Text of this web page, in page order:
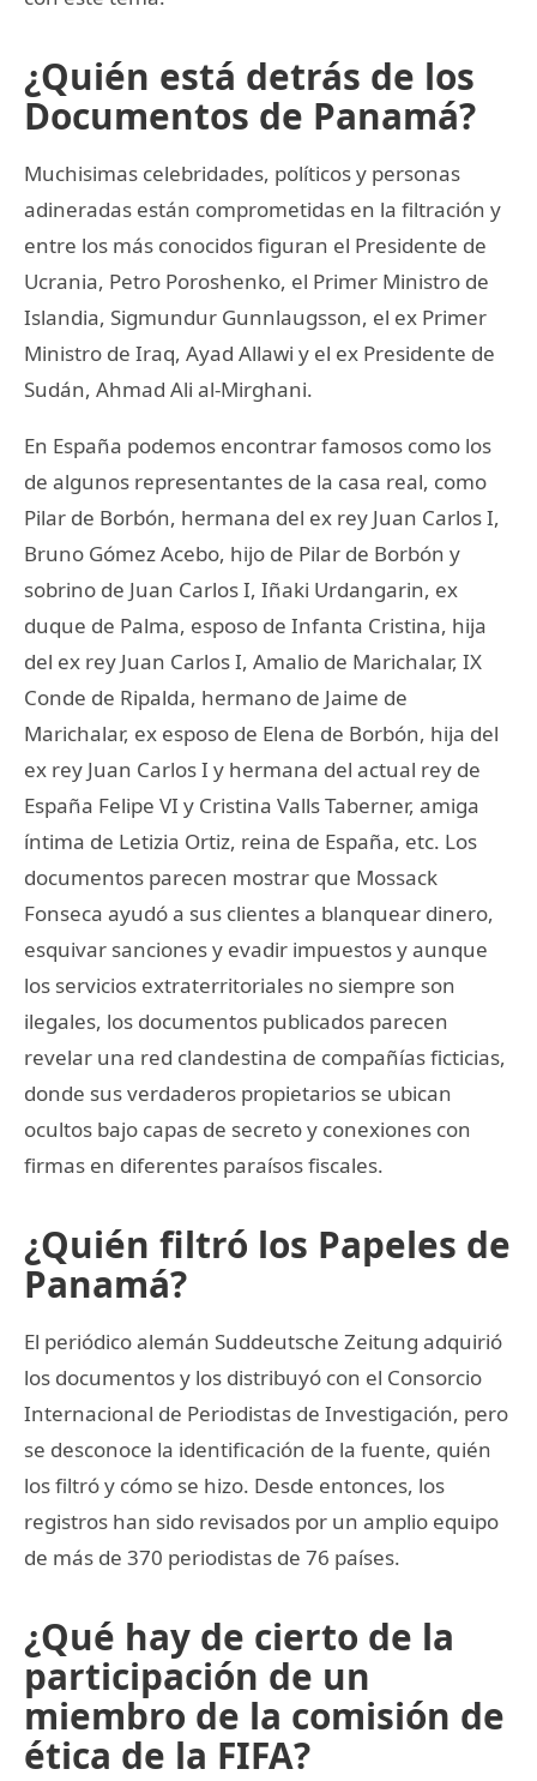
¿Quién está detrás de los
Documentos de Panamá?
Muchisimas celebridades, políticos y personas
adineradas están comprometidas en la filtración y
entre los más conocidos figuran el Presidente de
Ucrania, Petro Poroshenko, el Primer Ministro de
Islandia, Sigmundur Gunnlaugsson, el ex Primer
Ministro de Iraq, Ayad Allawi y el ex Presidente de
Sudán, Ahmad Ali al-Mirghani.
En España podemos encontrar famosos como los
de algunos representantes de la casa real, como
Pilar de Borbón, hermana del ex rey Juan Carlos I,
Bruno Gómez Acebo, hijo de Pilar de Borbón y
sobrino de Juan Carlos I, Iñaki Urdangarin, ex
duque de Palma, esposo de Infanta Cristina, hija
del ex rey Juan Carlos I, Amalio de Marichalar, IX
Conde de Ripalda, hermano de Jaime de
Marichalar, ex esposo de Elena de Borbón, hija del
ex rey Juan Carlos I y hermana del actual rey de
España Felipe VI y Cristina Valls Taberner, amiga
íntima de Letizia Ortiz, reina de España, etc. Los
documentos parecen mostrar que Mossack
Fonseca ayudó a sus clientes a blanquear dinero,
esquivar sanciones y evadir impuestos y aunque
los servicios extraterritoriales no siempre son
ilegales, los documentos publicados parecen
revelar una red clandestina de compañías ficticias,
donde sus verdaderos propietarios se ubican
ocultos bajo capas de secreto y conexiones con
firmas en diferentes paraísos fiscales.
¿Quién filtró los Papeles de
Panamá?
El periódico alemán Suddeutsche Zeitung adquirió
los documentos y los distribuyó con el Consorcio
Internacional de Periodistas de Investigación, pero
se desconoce la identificación de la fuente, quién
los filtró y cómo se hizo. Desde entonces, los
registros han sido revisados por un amplio equipo
de más de 370 periodistas de 76 países.
¿Qué hay de cierto de la
participación de un
miembro de la comisión de
ética de la FIFA?